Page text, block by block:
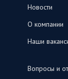
Новости
О компании
Наши
Вопросы и